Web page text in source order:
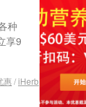
种
享9
惠/iHerb